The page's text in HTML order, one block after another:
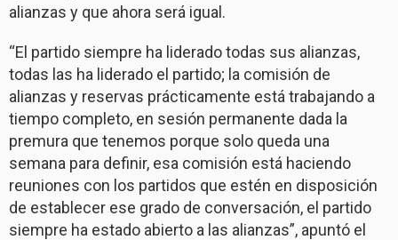
alianzas y que ahora será igual.
“El partido siempre ha liderado todas sus alianzas,
todas las ha liderado el partido; la comisión de
alianzas y reservas prácticamente está trabajando a
tiempo completo, en sesión permanente dada la
premura que tenemos porque solo queda una
semana para definir, esa comisión está haciendo
reuniones con los partidos que estén en disposición
de establecer ese grado de conversación, el partido
siempre ha estado abierto a las alianzas”, apuntó el